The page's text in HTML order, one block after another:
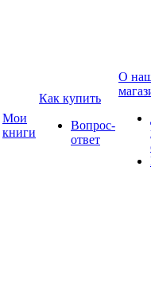
Мои
книги
Как купить
Вопрос-
ответ
О